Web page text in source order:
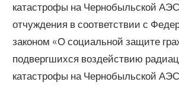
катастрофы на Чернобыльской
отчуждения в со­ответствии с
законом «О социальной защите
подвергших­ся воздействию
катастрофы на Чернобыльской